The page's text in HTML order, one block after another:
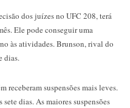
dos juízes no UFC 208, terá
Ele pode conseguir uma
às atividades. Brunson, rival do
dias.
receberam suspensões mais leves.
dias. As maiores suspensões